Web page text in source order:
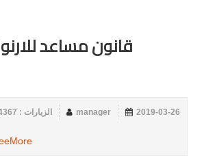
قانون مساعد
2019-03-26
manager الزيارات : 4367